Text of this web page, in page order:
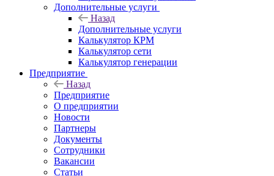
Дополнительные услуги
Назад
Дополнительные услуги
Калькулятор КРМ
Калькулятор сети
Калькулятор генерации
Предприятие
Назад
Предприятие
О предприятии
Новости
Партнеры
Документы
Сотрудники
Вакансии
Статьи